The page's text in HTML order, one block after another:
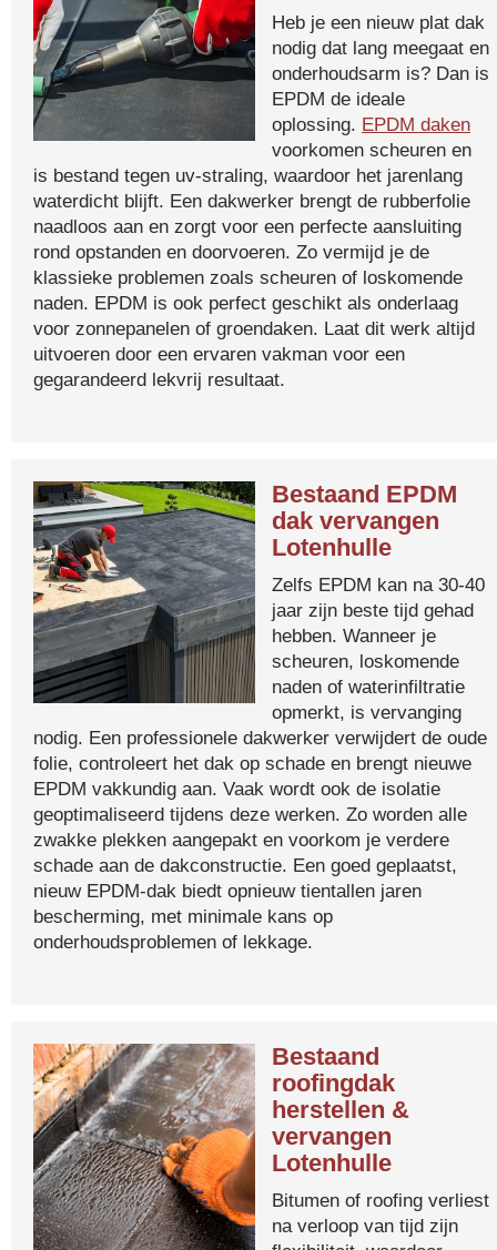
Heb je een nieuw plat dak
nodig dat lang meegaat en
onderhoudsarm is? Dan is
EPDM de ideale
oplossing. EPDM daken
voorkomen scheuren en
is bestand tegen uv-straling, waardoor het jarenlang
waterdicht blijft. Een dakwerker brengt de rubberfolie
naadloos aan en zorgt voor een perfecte aansluiting
rond opstanden en doorvoeren. Zo vermijd je de
klassieke problemen zoals scheuren of loskomende
naden. EPDM is ook perfect geschikt als onderlaag
voor zonnepanelen of groendaken. Laat dit werk altijd
uitvoeren door een ervaren vakman voor een
gegarandeerd lekvrij resultaat.
Bestaand EPDM
dak vervangen
Lotenhulle
Zelfs EPDM kan na 30-40
jaar zijn beste tijd gehad
hebben. Wanneer je
scheuren, loskomende
naden of waterinfiltratie
opmerkt, is vervanging
nodig. Een professionele dakwerker verwijdert de oude
folie, controleert het dak op schade en brengt nieuwe
EPDM vakkundig aan. Vaak wordt ook de isolatie
geoptimaliseerd tijdens deze werken. Zo worden alle
zwakke plekken aangepakt en voorkom je verdere
schade aan de dakconstructie. Een goed geplaatst,
nieuw EPDM-dak biedt opnieuw tientallen jaren
bescherming, met minimale kans op
onderhoudsproblemen of lekkage.
Bestaand
roofingdak
herstellen &
vervangen
Lotenhulle
Bitumen of roofing verliest
na verloop van tijd zijn